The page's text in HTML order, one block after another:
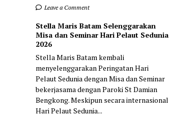
Leave a Comment
Stella Maris Batam Selenggarakan
Misa dan Seminar Hari Pelaut Sedunia
2026
Stella Maris Batam kembali
menyelenggarakan Peringatan Hari
Pelaut Sedunia dengan Misa dan Seminar
bekerjasama dengan Paroki St Damian
Bengkong. Meskipun secara internasional
Hari Pelaut Sedunia...